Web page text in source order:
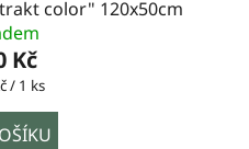
color" 120x50cm
Kč
/ 1 ks